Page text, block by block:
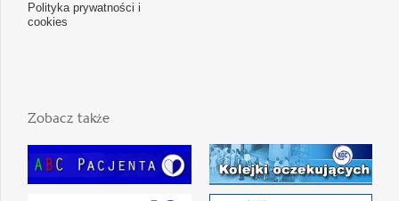
Polityka prywatności i
cookies
Zobacz także